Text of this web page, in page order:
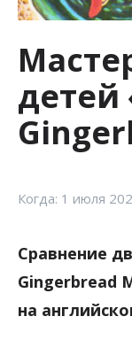
детей
Когда: 1 июля
Сравнение
Gingerbread
на